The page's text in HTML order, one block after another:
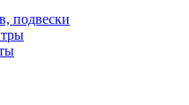
подвески